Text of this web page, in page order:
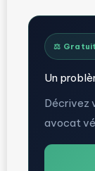
⚖️ Gratuit
Un
Décrivez
avocat